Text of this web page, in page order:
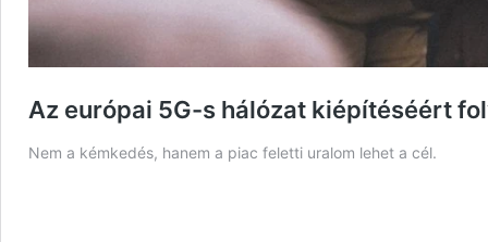
Az európai 5G-s hálózat kiépítéséért
Nem a kémkedés, hanem a piac feletti uralom lehet a cél.